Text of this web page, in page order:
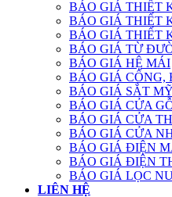
BÁO GIÁ THIẾT
BÁO GIÁ THIẾT
BÁO GIÁ THIẾT
BÁO GIÁ TỪ
BÁO GIÁ HỆ MÁI
BÁO GIÁ CỔNG,
BÁO GIÁ SẮT
BÁO GIÁ CỬA
BÁO GIÁ CỬA
BÁO GIÁ CỬA
BÁO GIÁ ĐIỆN
BÁO GIÁ ĐIỆN
BÁO GIÁ LỌC
LIÊN HỆ